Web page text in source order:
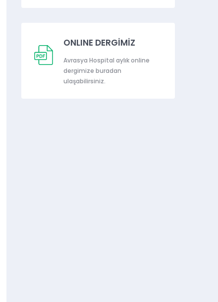
ONLINE DERGİMİZ
Avrasya Hospital aylık online
dergimize buradan
ulaşabilirsiniz.